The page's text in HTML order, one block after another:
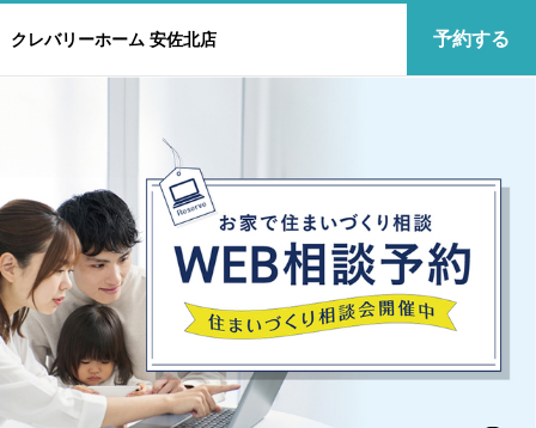
クレバリーホーム 安佐北店 予約する